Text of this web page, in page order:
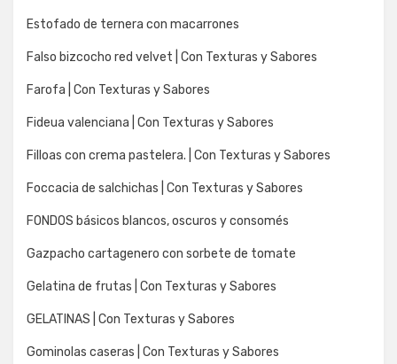
Estofado de ternera con macarrones
Falso bizcocho red velvet | Con Texturas y Sabores
Farofa | Con Texturas y Sabores
Fideua valenciana | Con Texturas y Sabores
Filloas con crema pastelera. | Con Texturas y Sabores
Foccacia de salchichas | Con Texturas y Sabores
FONDOS básicos blancos, oscuros y consomés
Gazpacho cartagenero con sorbete de tomate
Gelatina de frutas | Con Texturas y Sabores
GELATINAS | Con Texturas y Sabores
Gominolas caseras | Con Texturas y Sabores